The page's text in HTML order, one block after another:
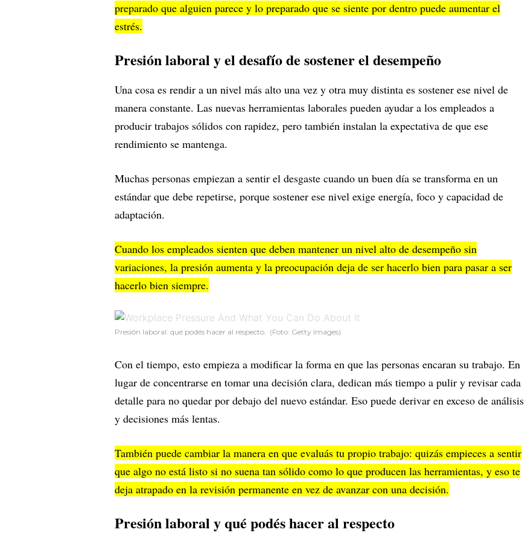
preparado que alguien parece y lo preparado que se siente por dentro puede aumentar el
estrés.
Presión laboral y el desafío de sostener el desempeño
Una cosa es rendir a un nivel más alto una vez y otra muy distinta es sostener ese nivel de
manera constante. Las nuevas herramientas laborales pueden ayudar a los empleados a
producir trabajos sólidos con rapidez, pero también instalan la expectativa de que ese
rendimiento se mantenga.
Muchas personas empiezan a sentir el desgaste cuando un buen día se transforma en un
estándar que debe repetirse, porque sostener ese nivel exige energía, foco y capacidad de
adaptación.
Cuando los empleados sienten que deben mantener un nivel alto de desempeño sin
variaciones, la presión aumenta y la preocupación deja de ser hacerlo bien para pasar a ser
hacerlo bien siempre.
Presión laboral: qué podés hacer al respecto. (Foto: Getty Images).
Con el tiempo, esto empieza a modificar la forma en que las personas encaran su trabajo. En
lugar de concentrarse en tomar una decisión clara, dedican más tiempo a pulir y revisar cada
detalle para no quedar por debajo del nuevo estándar. Eso puede derivar en exceso de análisis
y decisiones más lentas.
También puede cambiar la manera en que evaluás tu propio trabajo: quizás empieces a sentir
que algo no está listo si no suena tan sólido como lo que producen las herramientas, y eso te
deja atrapado en la revisión permanente en vez de avanzar con una decisión.
Presión laboral y qué podés hacer al respecto